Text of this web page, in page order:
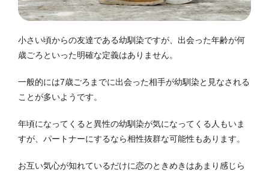
小さい頃からの友達である幼馴染ですが、出会った年齢が何
歳ごろといった明確な定義はありません。
一般的には7歳ごろまでに出会った相手が幼馴染と見なされる
ことが多いようです。
年頃になってくると異性の幼馴染が気になってくる人もいま
すが、パートナーにするなら相性抜群な可能性もあります。
お互い気心が知れているだけに恋のときめきはあまり感じら